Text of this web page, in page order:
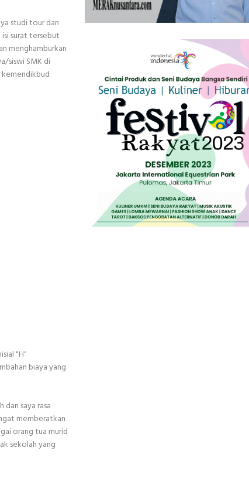
studi tour dan
surat tersebut
menghamburkan
siswi SMK di
"H"
biaya yang
saya rasa
memberatkan
orang tua murid
sekolah yang